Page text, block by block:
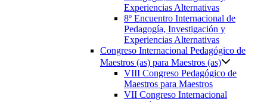
Experiencias Alternativas
8º Encuentro Internacional de
Pedagogía, Investigación y
Experiencias Alternativas
Congreso Internacional Pedagógico de
Maestros (as) para Maestros (as)
VIII Congreso Pedagógico de
Maestros para Maestros
VII Congreso Internacional